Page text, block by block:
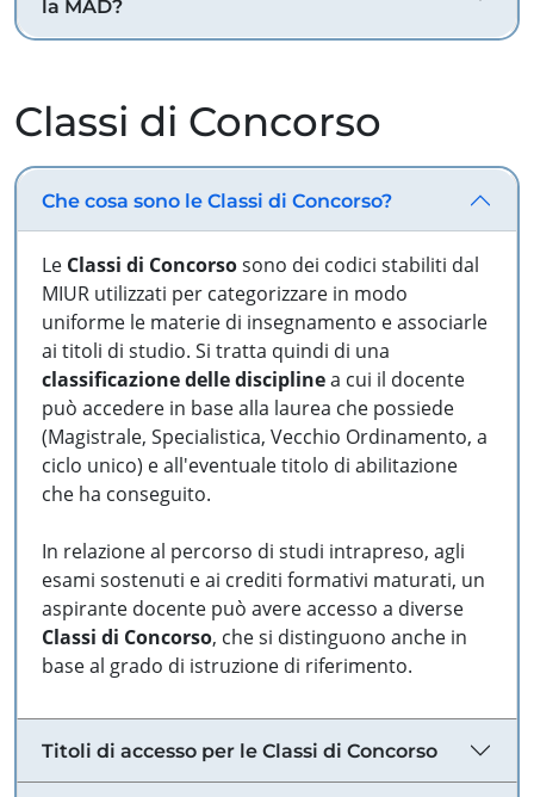
la MAD?
Classi di Concorso
Che cosa sono le Classi di Concorso?
Le Classi di Concorsosono dei codici stabiliti dal
MIUR utilizzati per categorizzare in modo
uniforme le materie di insegnamento e associarle
ai titoli di studio. Si tratta quindi di una
classificazione delle disciplinea cui il docente
può accedere in base alla laurea che possiede
(Magistrale, Specialistica, Vecchio Ordinamento, a
ciclo unico) e all'eventuale titolo di abilitazione
che ha conseguito.
In relazione al percorso di studi intrapreso, agli
esami sostenuti e ai crediti formativi maturati, un
aspirante docente può avere accesso a diverse
Classi di Concorso, che si distinguono anche in
base al grado di istruzione di riferimento.
Titoli di accesso per le Classi di Concorso